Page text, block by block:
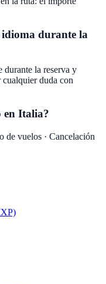
idioma durante la
la reserva y
cualquier duda con
en Italia?
de vuelos · Cancelación